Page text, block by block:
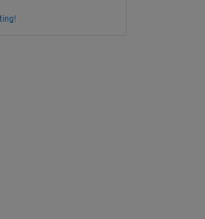
7*rand(50,1)];